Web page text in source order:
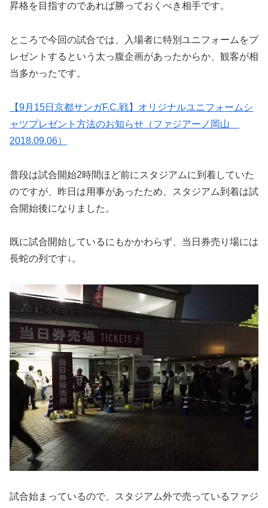
昇格を目指すのであれば勝っておくべき相手です。
ところで今回の試合では、入場者に特別ユニフォームをプ
レゼントするという太っ腹企画があったからか、観客が相
当多かったです。
【9月15日京都サンガF.C.戦】オリジナルユニフォームシ
ャツプレゼント方法のお知らせ（ファジアーノ岡山
2018.09.06）
普段は試合開始2時間ほど前にスタジアムに到着していた
のですが、昨日は用事があったため、スタジアム到着は試
合開始後になりました。
既に試合開始しているにもかかわらず、当日券売り場には
長蛇の列です↓。
試合始まっているので、スタジアム外で売っているファジ